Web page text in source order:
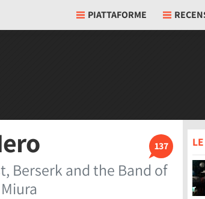
PIATTAFORME
137
Berserk and the Band of